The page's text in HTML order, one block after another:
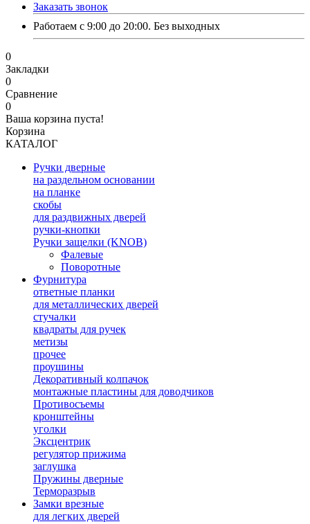
Заказать звонок
Работаем с 9:00 до 20:00. Без выходных
0
Закладки
0
Сравнение
0
Ваша корзина пуста!
Корзина
КАТАЛОГ
Ручки дверные
на раздельном основании
на планке
скобы
для раздвижных дверей
ручки-кнопки
Ручки защелки (KNOB)
Фалевые
Поворотные
Фурнитура
ответные планки
для металлических дверей
стучалки
квадраты для ручек
метизы
прочее
проушины
Декоративный колпачок
монтажные пластины для доводчиков
Противосъемы
кронштейны
уголки
Эксцентрик
регулятор прижима
заглушка
Пружины дверные
Терморазрыв
Замки врезные
для легких дверей